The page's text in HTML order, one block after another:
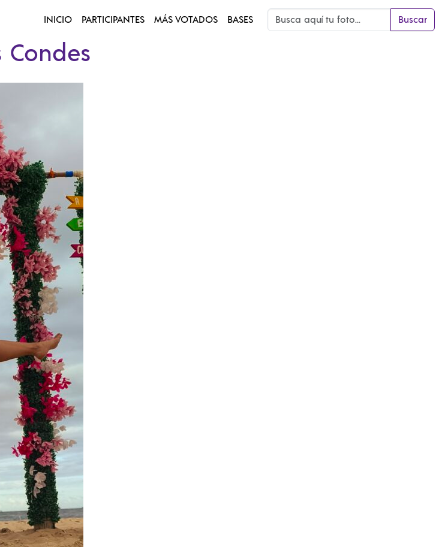
INICIO PARTICIPANTES MÁS VOTADOS BASES Buscar
Condes